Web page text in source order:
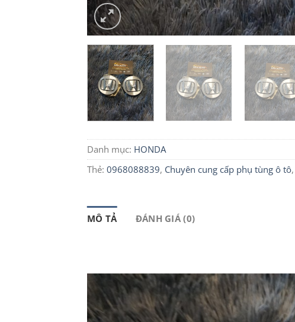
Danh mục: HONDA
Thẻ: 0968088839, Chuyên cung cấp phụ tùng ô tô,
MÔ TẢ ĐÁNH GIÁ (0)